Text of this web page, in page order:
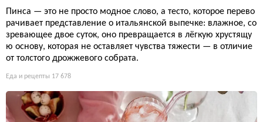
Пинса — это не просто модное слово, а тесто, которое перево
рачивает представление о итальянской выпечке: влажное, со
зревающее двое суток, оно превращается в лёгкую хрустящу
ю основу, которая не оставляет чувства тяжести — в отличие
от толстого дрожжевого собрата.
Еда и рецепты 17 678